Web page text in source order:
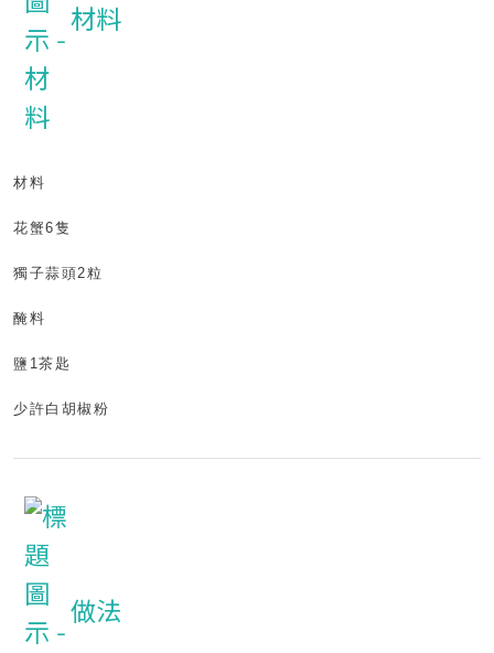
材料
材料
花蟹6隻
獨子蒜頭2粒
醃料
鹽 1茶匙
少許白胡椒粉
做法